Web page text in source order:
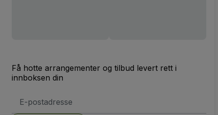
Få hotte arrangementer og tilbud levert rett i
innboksen din
postadresse